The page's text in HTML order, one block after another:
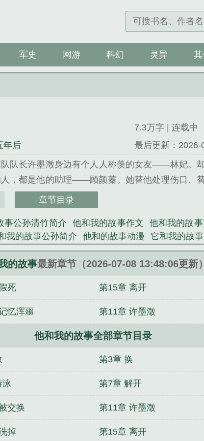
军史 网游 科幻 灵异
7.3万字 | 连载中
年后
最后更新：2026-
队长许墨澂身边有个人人称羡的女友——林妃。
，都是他的助理——顾颜蓁。她替他处理伤口、
林妃身上。她没有解释，也从未争抢。因为她爱
孙罄筑精心创作的其他类小说。
章节目录
事公孙清竹简介 他和我的故事作文 他和我的故
我的故事公孙简介 他和的故事动漫 它和我的故事
中学作文 他和他的故事 他和我的故事作文600字
和我的故事作文500字 他与我的故事 深渊负累
是总裁 四合院：从中医学徒开始创建顶级家
的故事最新章节（2026-07-08 13:48:06更新）
死 第15章 离开
忆浑噩 第11章 许墨澂
他和我的故事全部章节目录
第3章 换
泳 第7章 解开
交换 第11章 许墨澂
掉 第15章 离开